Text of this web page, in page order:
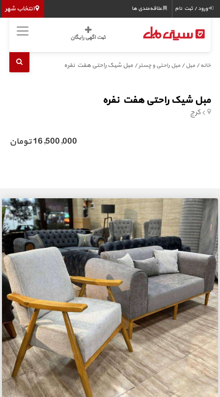
انتخاب شهر ورود / ثبت نام علاقه‌مندی ها
ثبت اگهی رایگان
خانه /مبل/مبل راحتی و چستر/ مبل شیک راحتی هفت نفره
مبل شیک راحتی هفت نفره
کرج
16,500,000 تومان